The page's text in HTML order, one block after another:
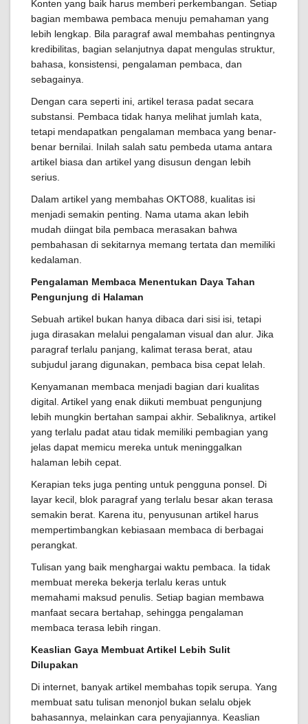
Konten yang baik harus memberi perkembangan. Setiap
bagian membawa pembaca menuju pemahaman yang
lebih lengkap. Bila paragraf awal membahas pentingnya
kredibilitas, bagian selanjutnya dapat mengulas struktur,
bahasa, konsistensi, pengalaman pembaca, dan
sebagainya.
Dengan cara seperti ini, artikel terasa padat secara
substansi. Pembaca tidak hanya melihat jumlah kata,
tetapi mendapatkan pengalaman membaca yang benar-
benar bernilai. Inilah salah satu pembeda utama antara
artikel biasa dan artikel yang disusun dengan lebih
serius.
Dalam artikel yang membahas OKTO88, kualitas isi
menjadi semakin penting. Nama utama akan lebih
mudah diingat bila pembaca merasakan bahwa
pembahasan di sekitarnya memang tertata dan memiliki
kedalaman.
Pengalaman Membaca Menentukan Daya Tahan
Pengunjung di Halaman
Sebuah artikel bukan hanya dibaca dari sisi isi, tetapi
juga dirasakan melalui pengalaman visual dan alur. Jika
paragraf terlalu panjang, kalimat terasa berat, atau
subjudul jarang digunakan, pembaca bisa cepat lelah.
Kenyamanan membaca menjadi bagian dari kualitas
digital. Artikel yang enak diikuti membuat pengunjung
lebih mungkin bertahan sampai akhir. Sebaliknya, artikel
yang terlalu padat atau tidak memiliki pembagian yang
jelas dapat memicu mereka untuk meninggalkan
halaman lebih cepat.
Kerapian teks juga penting untuk pengguna ponsel. Di
layar kecil, blok paragraf yang terlalu besar akan terasa
semakin berat. Karena itu, penyusunan artikel harus
mempertimbangkan kebiasaan membaca di berbagai
perangkat.
Tulisan yang baik menghargai waktu pembaca. Ia tidak
membuat mereka bekerja terlalu keras untuk
memahami maksud penulis. Setiap bagian membawa
manfaat secara bertahap, sehingga pengalaman
membaca terasa lebih ringan.
Keaslian Gaya Membuat Artikel Lebih Sulit
Dilupakan
Di internet, banyak artikel membahas topik serupa. Yang
membuat satu tulisan menonjol bukan selalu objek
bahasannya, melainkan cara penyajiannya. Keaslian